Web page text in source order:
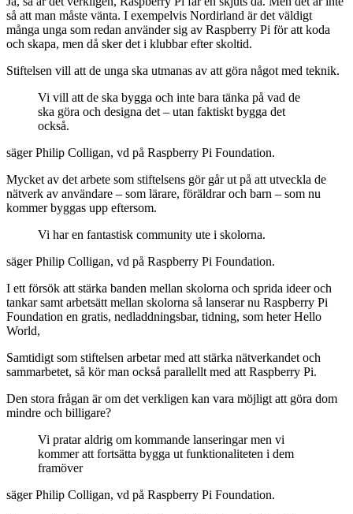
så att man måste vänta. I exempelvis Nordirland är det väldigt
många unga som redan använder sig av Raspberry Pi för att koda
och skapa, men då sker det i klubbar efter skoltid.
Stiftelsen vill att de unga ska utmanas av att göra något med teknik.
Vi vill att de ska bygga och inte bara tänka på vad de
ska göra och designa det – utan faktiskt bygga det
också.
säger Philip Colligan, vd på Raspberry Pi Foundation.
Mycket av det arbete som stiftelsens gör går ut på att utveckla de
nätverk av användare – som lärare, föräldrar och barn – som nu
kommer byggas upp eftersom.
Vi har en fantastisk community ute i skolorna.
säger Philip Colligan, vd på Raspberry Pi Foundation.
I ett försök att stärka banden mellan skolorna och sprida ideer och
tankar samt arbetsätt mellan skolorna så lanserar nu Raspberry Pi
Foundation en gratis, nedladdningsbar, tidning, som heter Hello
World,
Samtidigt som stiftelsen arbetar med att stärka nätverkandet och
sammarbetet, så kör man också parallellt med att Raspberry Pi.
Den stora frågan är om det verkligen kan vara möjligt att göra dom
mindre och billigare?
Vi pratar aldrig om kommande lanseringar men vi
kommer att fortsätta bygga ut funktionaliteten i dem
framöver
säger Philip Colligan, vd på Raspberry Pi Foundation.